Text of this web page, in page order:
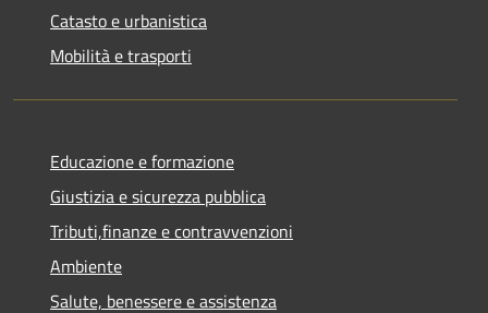
Catasto e urbanistica
Mobilità e trasporti
Educazione e formazione
Giustizia e sicurezza pubblica
Tributi,finanze e contravvenzioni
Ambiente
Salute, benessere e assistenza